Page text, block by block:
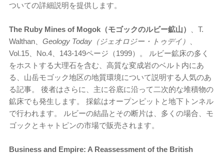
ついての詳細説明を提供します。
The Ruby Mines of Mogok（モゴックのルビー鉱山）
、T.
Walthan、 Geology Today（ジェオロジー・トゥデイ）
Vol.15、No.4、143-149ページ（1999）。 ルビー鉱床の多く
をホストする大理石を含む、高質な変成岩のベルト内にあ
る、山岳モゴック地区の地質環境について説明する人気のあ
る記事。 後者はさらに、主に谷底に沿って二次的な堆積物の
鉱床でも発生します。 採鉱はオープンピットと地下トンネル
で行われます。 ルビーの結晶とその断片は、多くの場合、モ
ゴックとキャトピンの市場で販売されます。
Business and Empire: A Reassessment of the British